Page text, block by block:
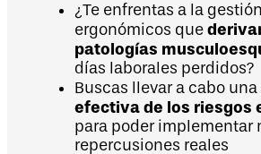
¿Te enfrentas a la
ergonómicos que
patologías
días laborales perdidos?
Buscas llevar a cabo una
efectiva de los riesgos
para poder implementar
repercusiones reales